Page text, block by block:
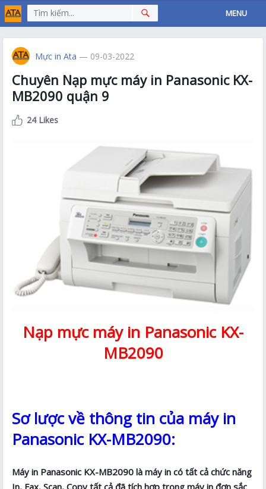
MENU
Mực in Ata — 09-03-2022
Chuyên Nạp mực máy in Panasonic KX-
MB2090 quận 9
24 Likes
Nạp mực máy in Panasonic KX-
MB2090
Sơ lược về thông tin của máy in
Panasonic KX-MB2090:
Máy in Panasonic KX-MB2090 là máy in có tất cả chức năng